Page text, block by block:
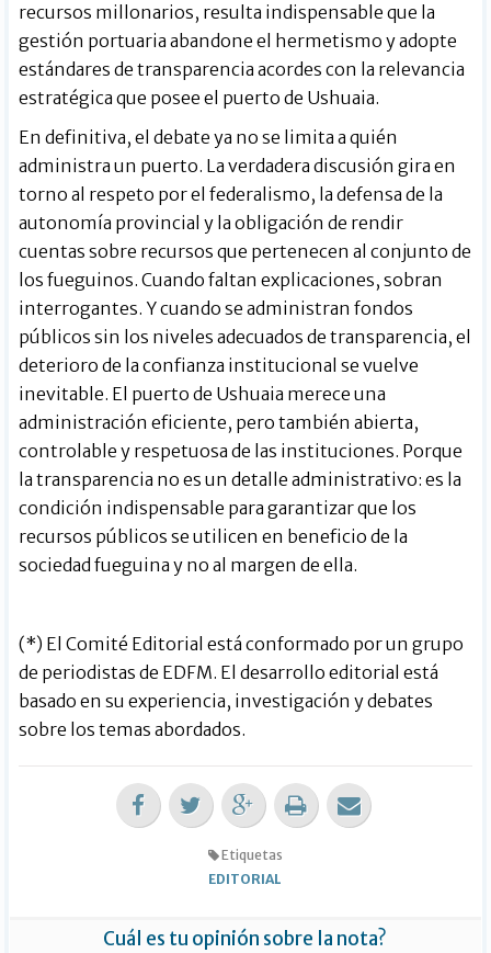
recursos millonarios, resulta indispensable que la
gestión portuaria abandone el hermetismo y adopte
estándares de transparencia acordes con la relevancia
estratégica que posee el puerto de Ushuaia.
En definitiva, el debate ya no se limita a quién
administra un puerto. La verdadera discusión gira en
torno al respeto por el federalismo, la defensa de la
autonomía provincial y la obligación de rendir
cuentas sobre recursos que pertenecen al conjunto de
los fueguinos. Cuando faltan explicaciones, sobran
interrogantes. Y cuando se administran fondos
públicos sin los niveles adecuados de transparencia, el
deterioro de la confianza institucional se vuelve
inevitable. El puerto de Ushuaia merece una
administración eficiente, pero también abierta,
controlable y respetuosa de las instituciones. Porque
la transparencia no es un detalle administrativo: es la
condición indispensable para garantizar que los
recursos públicos se utilicen en beneficio de la
sociedad fueguina y no al margen de ella.
(*) El Comité Editorial está conformado por un grupo
de periodistas de EDFM. El desarrollo editorial está
basado en su experiencia, investigación y debates
sobre los temas abordados.
Etiquetas
EDITORIAL
Cuál es tu opinión sobre la nota?